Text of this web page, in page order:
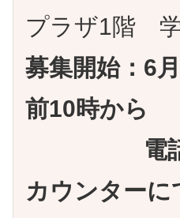
プラザ1階
募集開始：6
前10時から
電話ま
カウンターに